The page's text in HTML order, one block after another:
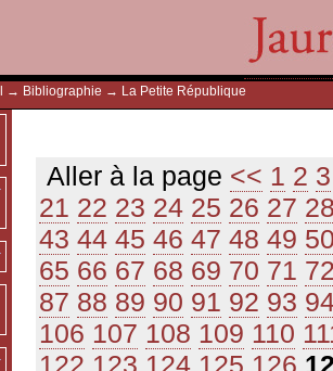
→ Bibliographie → La Petite République
Aller à la page << 1 2 3
21 22 23 24 25 26 27
43 44 45 46 47 48 49
65 66 67 68 69 70 71
87 88 89 90 91 92 93
106 107 108 109 110
122 123 124 125 126